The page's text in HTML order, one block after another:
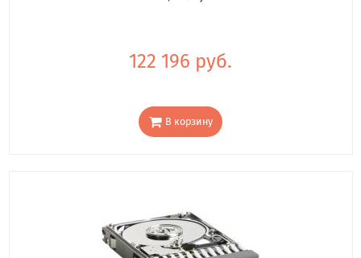
122 196 руб.
В корзину